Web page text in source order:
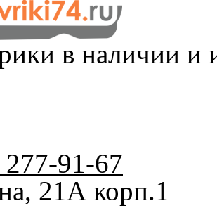
в наличии и
91-67
21А корп.1